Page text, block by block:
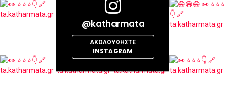
@katharmata
ΑΚΟΛΟΥΘΉΣΤΕ
INSTAGRAM